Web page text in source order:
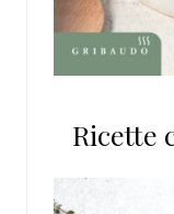
Ricette